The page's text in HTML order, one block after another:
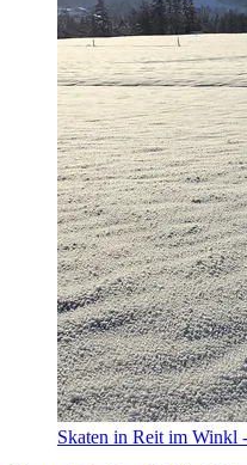
Skaten in Reit im Winkl